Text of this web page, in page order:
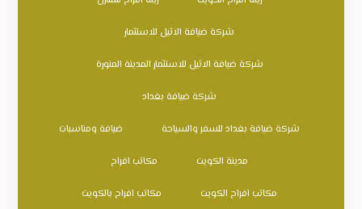
شركة ضيافة الاثيل للاستثمار
شركة ضيافة الاثيل للاستثمار المدينة المنورة
شركة ضيافة بغداد
شركة ضيافة بغداد للسفر والسياحة ضيافة ومناسبات
مدينة الكويت مكاتب افراح
مكاتب افراح الكويت مكاتب افراح بالكويت